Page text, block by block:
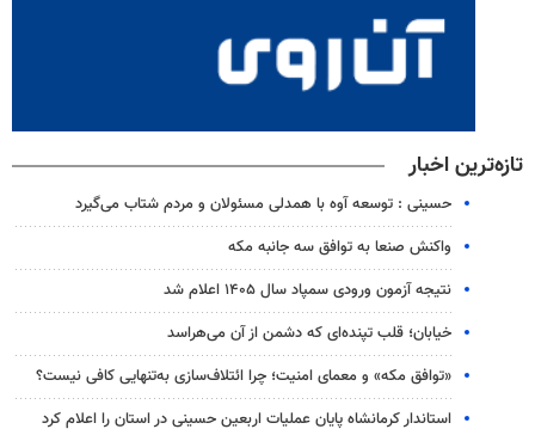
تازه‌ترین اخبار
حسینی : توسعه آوه با همدلی مسئولان و مردم شتاب می‌گیرد
واکنش صنعا به توافق سه جانبه مکه
نتیجه آزمون ورودی سمپاد سال ۱۴۰۵ اعلام شد
خیابان؛ قلب تپنده‌ای که دشمن از آن می‌هراسد
«توافق مکه» و معمای امنیت؛ چرا ائتلاف‌سازی به‌تنهایی کافی نیست؟
استاندار کرمانشاه پایان عملیات اربعین حسینی در استان را اعلام کرد